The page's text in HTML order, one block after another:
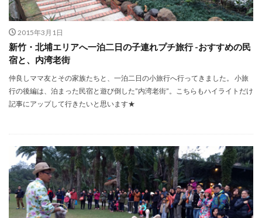
2015年3月1日
新竹・北埔エリアへ一泊二日の子連れプチ旅行 -おすすめの民
宿と、内湾老街
仲良しママ友とその家族たちと、一泊二日の小旅行へ行ってきました。 小旅
行の後編は、泊まった民宿と遊び倒した”内湾老街”。こちらもハイライトだけ
記事にアップして行きたいと思います★